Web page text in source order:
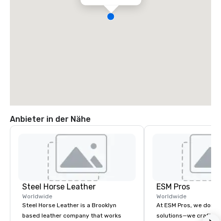
Anbieter in der Nähe
Steel Horse Leather
Worldwide
Steel Horse Leather is a Brooklyn
based leather company that works
ESM Pros
Worldwide
At ESM Pros, we
solutions—we craft